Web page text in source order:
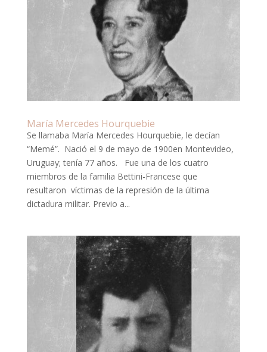
María Mercedes Hourquebie
Se llamaba María Mercedes Hourquebie, le decían
“Memé”. Nació el 9 de mayo de 1900en Montevideo,
Uruguay; tenía 77 años. Fue una de los cuatro
miembros de la familia Bettini-Francese que
resultaron víctimas de la represión de la última
dictadura militar. Previo a...